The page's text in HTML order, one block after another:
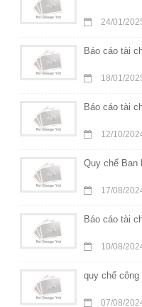
24/01/
Báo cáo tài
18/01/
Báo cáo tài
12/10/
Quy chế Ban
17/08/
Báo cáo tài
10/08/
quy chế công
07/08/